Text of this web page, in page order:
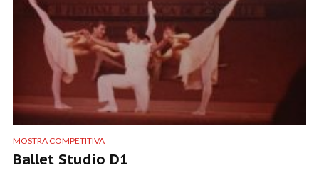
MOSTRA COMPETITIVA
Ballet Studio D1